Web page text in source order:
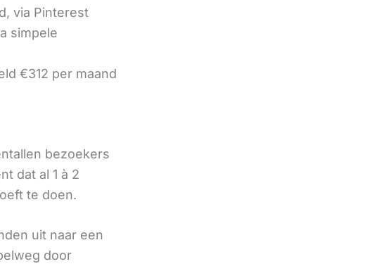
via Pinterest
simpele
€312 per maand
bezoekers
dat al 1 à 2
te doen.
uit naar een
door